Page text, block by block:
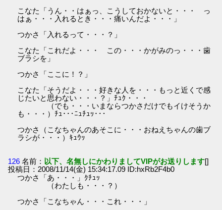
こなた「うん・・はぁっ、こうしておかないと・・・ っ
はぁ・・・入れるとき・・・痛いんだよ・・・」
つかさ「入れるって・・・？」
こなた「これだよ・・・ この・・・かがみのっ・・・歯
ブラシを」
つかさ「ここに！？」
こなた「そうだよ・・・好きな人を・・・もっと近くで感
じたいと思わない・・・？」ﾁｭｸ・・・
（でも・・・いまならつかさだけでもイけそうか
も・・・）ﾁｭ･･･ﾆｭﾁｭｯ･･･
つかさ（こなちゃんのあそこに・・・おねえちゃんの歯ブ
ラシが・・・）ｷｭｳｯ
126 名前： 以下、名無しにかわりましてVIPがお送りします[]
投稿日：2008/11/14(金) 15:34:17.09 ID:hxRb2F4b0
つかさ「あ・・・」ｸﾁｭｯ
（わたしも・・・？）
つかさ「こなちゃん・・・これ・・・」